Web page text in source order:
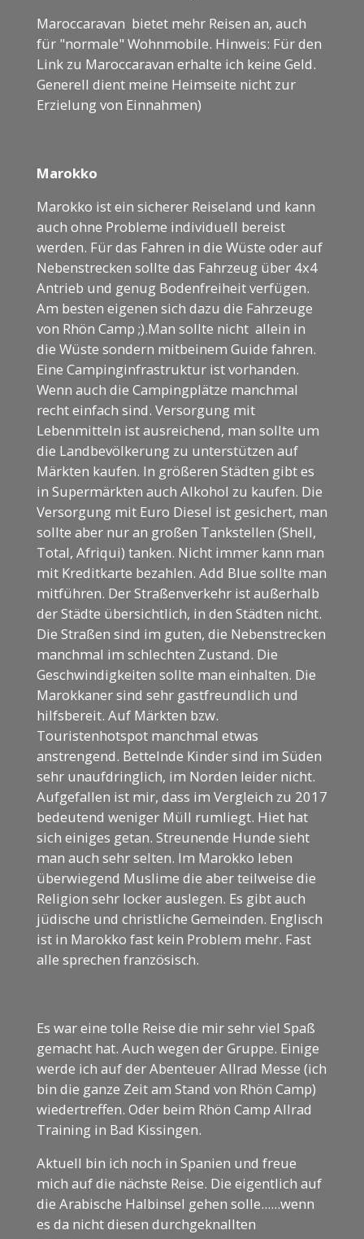
Maroccaravan bietet mehr Reisen an, auch
für "normale" Wohnmobile. Hinweis: Für den
Link zu Maroccaravan erhalte ich keine Geld.
Generell dient meine Heimseite nicht zur
Erzielung von Einnahmen)
Marokko
Marokko ist ein sicherer Reiseland und kann
auch ohne Probleme individuell bereist
werden. Für das Fahren in die Wüste oder auf
Nebenstrecken sollte das Fahrzeug über 4x4
Antrieb und genug Bodenfreiheit verfügen.
Am besten eigenen sich dazu die Fahrzeuge
von Rhön Camp ;).Man sollte nicht allein in
die Wüste sondern mitbeinem Guide fahren.
Eine Campinginfrastruktur ist vorhanden.
Wenn auch die Campingplätze manchmal
recht einfach sind. Versorgung mit
Lebenmitteln ist ausreichend, man sollte um
die Landbevölkerung zu unterstützen auf
Märkten kaufen. In größeren Städten gibt es
in Supermärkten auch Alkohol zu kaufen. Die
Versorgung mit Euro Diesel ist gesichert, man
sollte aber nur an großen Tankstellen (Shell,
Total, Afriqui) tanken. Nicht immer kann man
mit Kreditkarte bezahlen. Add Blue sollte man
mitführen. Der Straßenverkehr ist außerhalb
der Städte übersichtlich, in den Städten nicht.
Die Straßen sind im guten, die Nebenstrecken
manchmal im schlechten Zustand. Die
Geschwindigkeiten sollte man einhalten. Die
Marokkaner sind sehr gastfreundlich und
hilfsbereit. Auf Märkten bzw.
Touristenhotspot manchmal etwas
anstrengend. Bettelnde Kinder sind im Süden
sehr unaufdringlich, im Norden leider nicht.
Aufgefallen ist mir, dass im Vergleich zu 2017
bedeutend weniger Müll rumliegt. Hiet hat
sich einiges getan. Streunende Hunde sieht
man auch sehr selten. Im Marokko leben
überwiegend Muslime die aber teilweise die
Religion sehr locker auslegen. Es gibt auch
jüdische und christliche Gemeinden. Englisch
ist in Marokko fast kein Problem mehr. Fast
alle sprechen französisch.
Es war eine tolle Reise die mir sehr viel Spaß
gemacht hat. Auch wegen der Gruppe. Einige
werde ich auf der Abenteuer Allrad Messe (ich
bin die ganze Zeit am Stand von Rhön Camp)
wiedertreffen. Oder beim Rhön Camp Allrad
Training in Bad Kissingen.
Aktuell bin ich noch in Spanien und freue
mich auf die nächste Reise. Die eigentlich auf
die Arabische Halbinsel gehen solle......wenn
es da nicht diesen durchgeknallten